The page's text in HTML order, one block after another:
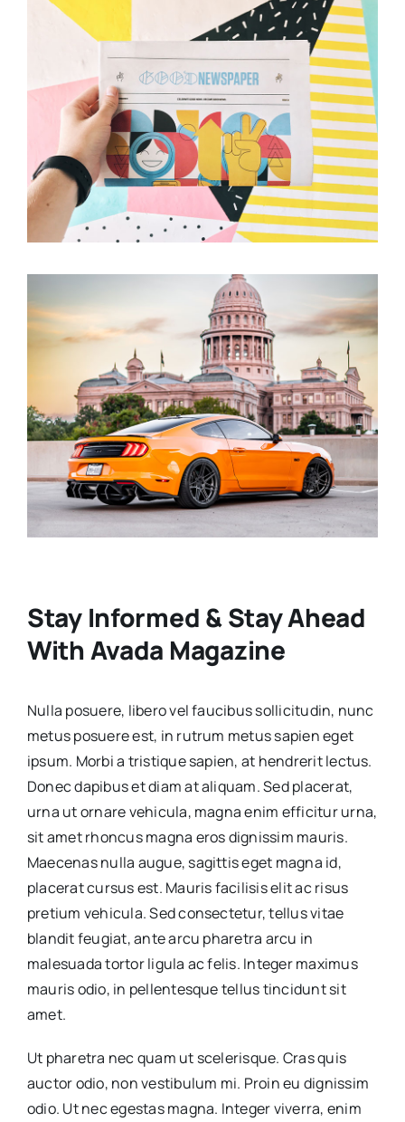
Stay Informed & Stay Ahead
With Avada Magazine
Nulla posuere, libero vel faucibus sollicitudin, nunc
metus posuere est, in rutrum metus sapien eget
ipsum. Morbi a tristique sapien, at hendrerit lectus.
Donec dapibus et diam at aliquam. Sed placerat,
urna ut ornare vehicula, magna enim efficitur urna,
sit amet rhoncus magna eros dignissim mauris.
Maecenas nulla augue, sagittis eget magna id,
placerat cursus est. Mauris facilisis elit ac risus
pretium vehicula. Sed consectetur, tellus vitae
blandit feugiat, ante arcu pharetra arcu in
malesuada tortor ligula ac felis. Integer maximus
mauris odio, in pellentesque tellus tincidunt sit
amet.
Ut pharetra nec quam ut scelerisque. Cras quis
auctor odio, non vestibulum mi. Proin eu dignissim
odio. Ut nec egestas magna. Integer viverra, enim